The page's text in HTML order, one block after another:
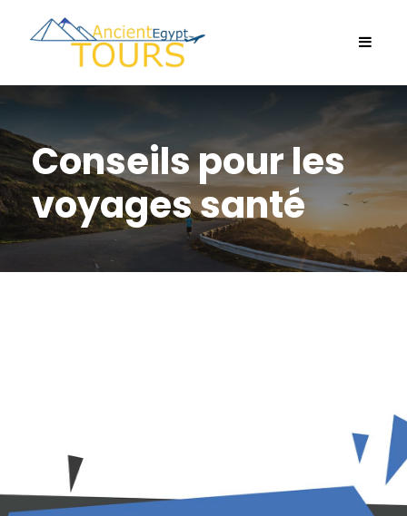
Conseils pour les
voyages santé